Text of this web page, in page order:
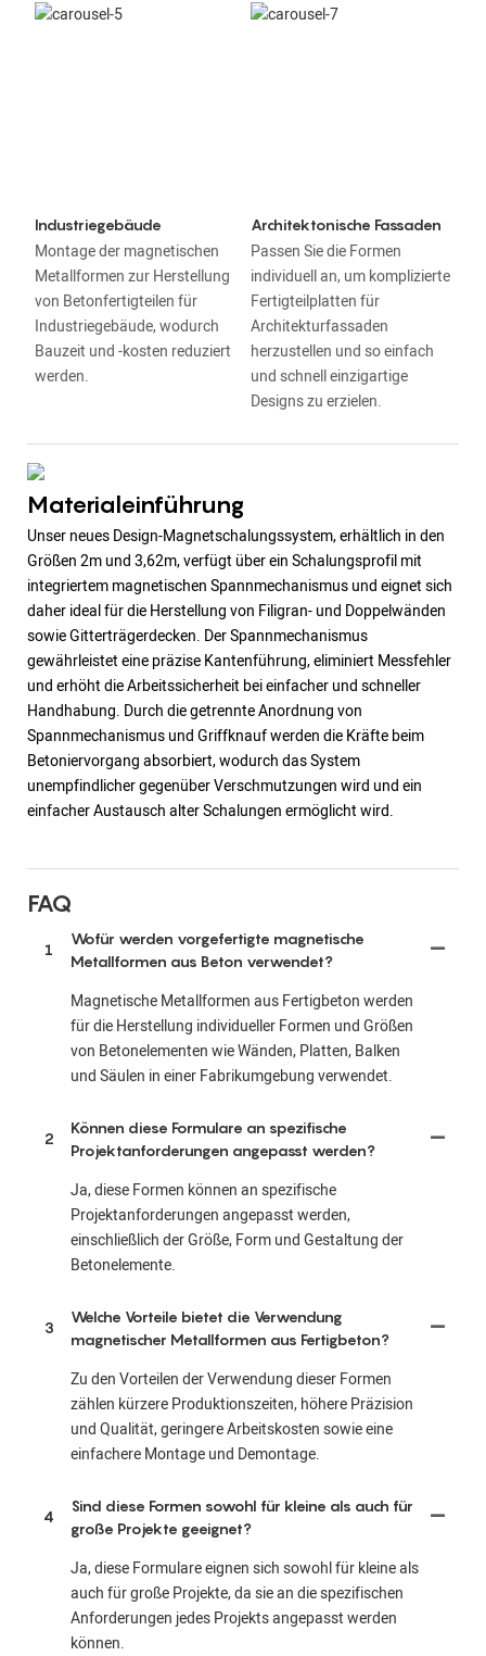
Industriegebäude
Montage der magnetischen
Metallformen zur Herstellung
von Betonfertigteilen für
Industriegebäude, wodurch
Bauzeit und -kosten reduziert
werden.
Architektonische Fassaden
Passen Sie die Formen
individuell an, um komplizierte
Fertigteilplatten für
Architekturfassaden
herzustellen und so einfach
und schnell einzigartige
Designs zu erzielen.
Materialeinführung
Unser neues Design-Magnetschalungssystem, erhältlich in den
Größen 2m und 3,62m, verfügt über ein Schalungsprofil mit
integriertem magnetischen Spannmechanismus und eignet sich
daher ideal für die Herstellung von Filigran- und Doppelwänden
sowie Gitterträgerdecken. Der Spannmechanismus
gewährleistet eine präzise Kantenführung, eliminiert Messfehler
und erhöht die Arbeitssicherheit bei einfacher und schneller
Handhabung. Durch die getrennte Anordnung von
Spannmechanismus und Griffknauf werden die Kräfte beim
Betoniervorgang absorbiert, wodurch das System
unempfindlicher gegenüber Verschmutzungen wird und ein
einfacher Austausch alter Schalungen ermöglicht wird.
FAQ
1
Wofür werden vorgefertigte magnetische
Metallformen aus Beton verwendet?
Magnetische Metallformen aus Fertigbeton werden
für die Herstellung individueller Formen und Größen
von Betonelementen wie Wänden, Platten, Balken
und Säulen in einer Fabrikumgebung verwendet.
2
Können diese Formulare an spezifische
Projektanforderungen angepasst werden?
Ja, diese Formen können an spezifische
Projektanforderungen angepasst werden,
einschließlich der Größe, Form und Gestaltung der
Betonelemente.
3
Welche Vorteile bietet die Verwendung
magnetischer Metallformen aus Fertigbeton?
Zu den Vorteilen der Verwendung dieser Formen
zählen kürzere Produktionszeiten, höhere Präzision
und Qualität, geringere Arbeitskosten sowie eine
einfachere Montage und Demontage.
4
Sind diese Formen sowohl für kleine als auch für
große Projekte geeignet?
Ja, diese Formulare eignen sich sowohl für kleine als
auch für große Projekte, da sie an die spezifischen
Anforderungen jedes Projekts angepasst werden
können.